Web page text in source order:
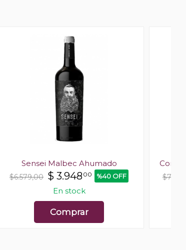
Sensei Malbec Ahumado
$6.579,00 $ 3.948 00 %40 OFF
En stock
Comprar